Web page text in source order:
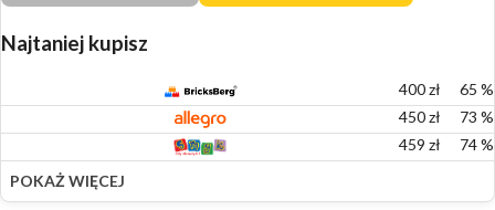
Najtaniej kupisz
400zł 65 %
450zł 73 %
459 zł 74%
POKAŻ WIĘCEJ